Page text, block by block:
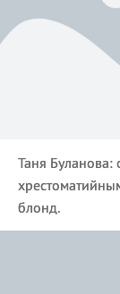
Таня Буланова:
блонд.